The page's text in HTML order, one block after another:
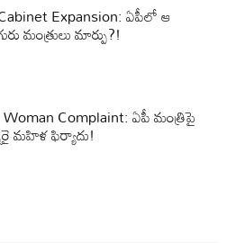
Expansion: ఏపీలో ఆ
మంత్రులు మార్పు?!
Complaint: ఏపీ మంత్రిపై
మహిళ ఫిర్యాదు!